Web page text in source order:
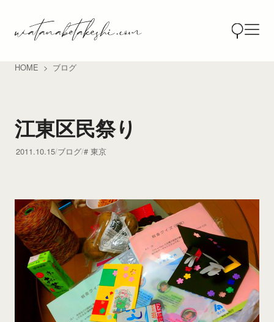
HOME ブログ
江東区民祭り
2011.10.15 ブログ 東京